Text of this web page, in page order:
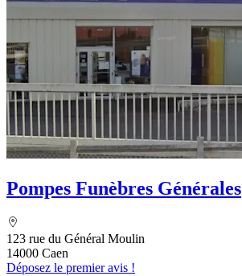
Pompes Funèbres Générales
123 rue du Général Moulin
14000 Caen
Déposez le premier avis !